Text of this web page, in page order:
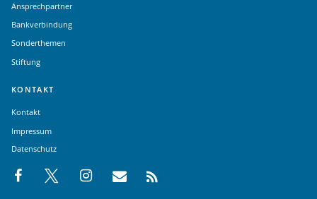
Ansprechpartner
Bankverbindung
Sonderthemen
Stiftung
KONTAKT
Kontakt
Impressum
Datenschutz